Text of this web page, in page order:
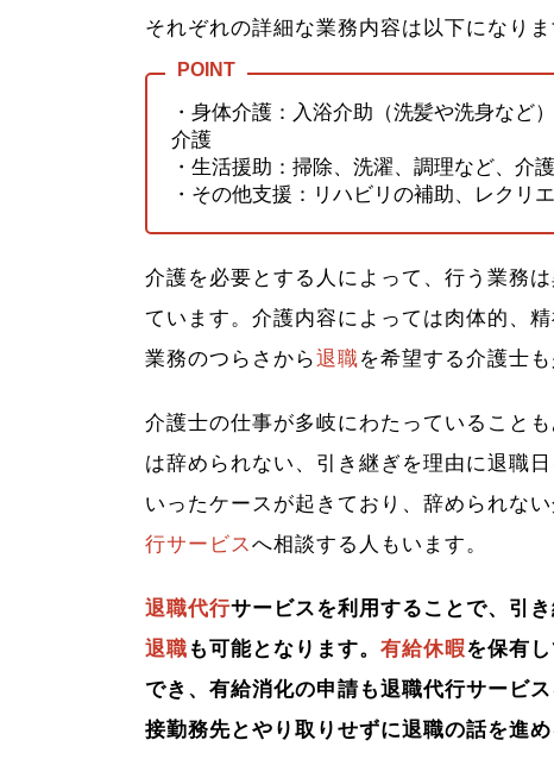
それぞれの詳細な業務内容は以下になりま
・身体介護：入浴介助（洗髪や洗身など
介護
・生活援助：掃除、洗濯、調理など、介
・その他支援：リハビリの補助、レクリ
介護を必要とする人によって、行う業務
ています。介護内容によっては肉体的、
業務のつらさから退職を希望する介護士
介護士の仕事が多岐にわたっていること
は辞められない、引き継ぎを理由に退職
いったケースが起きており、辞められな
行サービスへ相談する人もいます。
退職代行サービスを利用することで、引
退職 も可能となります。 有給休暇を保有
でき、有給消化の申請も退職代行サービ
接勤務先とやり取りせずに退職の話を進め